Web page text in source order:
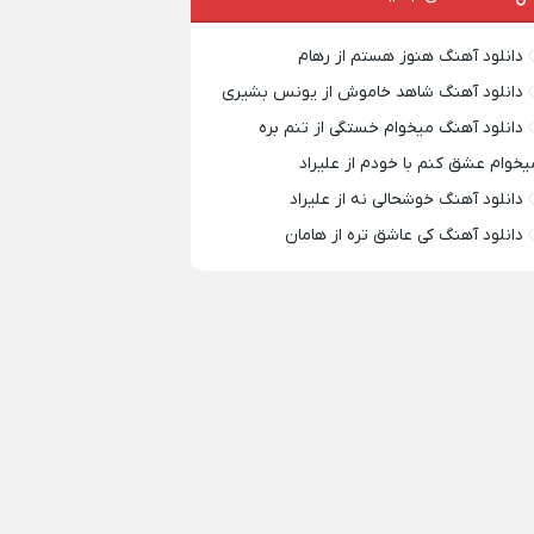
دانلود آهنگ هنوز هستم از رهام
دانلود آهنگ شاهد خاموش از یونس بشیری
دانلود آهنگ میخوام خستگی از تنم بره
عشق کنم با خودم از علیراد
دانلود آهنگ خوشحالی نه از علیراد
دانلود آهنگ کی عاشق تره از هامان